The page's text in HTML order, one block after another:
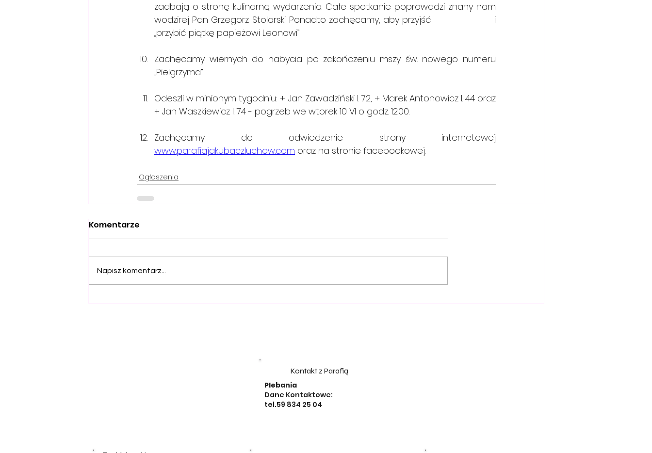
zadbają o stronę kulinarną wydarzenia. Całe spotkanie poprowadzi znany nam
wodzirej Pan Grzegorz Stolarski. Ponadto zachęcamy, aby przyjść                     i
„przybić piątkę papieżowi Leonowi”
Zachęcamy wiernych do nabycia po zakończeniu mszy św. nowego numeru
„Pielgrzyma”.
Odeszli w minionym tygodniu: + .Jan Zawadziński l. 72, + Marek Antonowicz l. 44 oraz
+ Jan Waszkiewicz l. 74 - pogrzeb we wtorek 10 VI o godz. 12.00.
www.parafiajakubaczluchow.com oraz na stronie facebookowej.
Ogłoszenia
Komentarze
Napisz komentarz...
Kontakt z Parafią
Plebania
Dane Kontaktowe:
tel.59 834 25 04